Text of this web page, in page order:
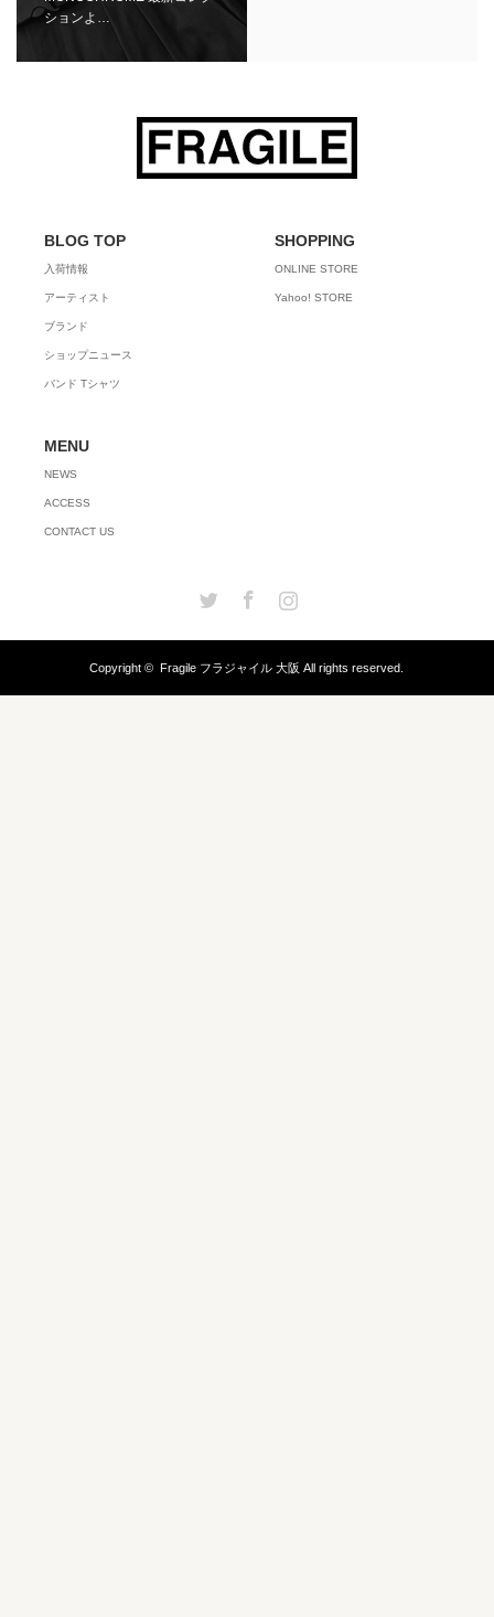
ションよ…
BLOG TOP
入荷情報
アーティスト
ブランド
ショップニュース
バンド Tシャツ
SHOPPING
ONLINE STORE
Yahoo! STORE
MENU
NEWS
ACCESS
CONTACT US
Twitter Facebook
Copyright ©Fragile フラジャイル 大阪 All rights reserved.